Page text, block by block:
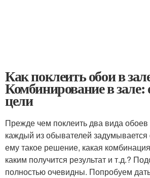
Как поклеить обои в
Комбинирование в зале:
цели
Прежде чем поклеить два вида
каждый из обывателей
ему такое решение, какая
каким получится результат и т.д.?
полностью очевидны. Попробуем